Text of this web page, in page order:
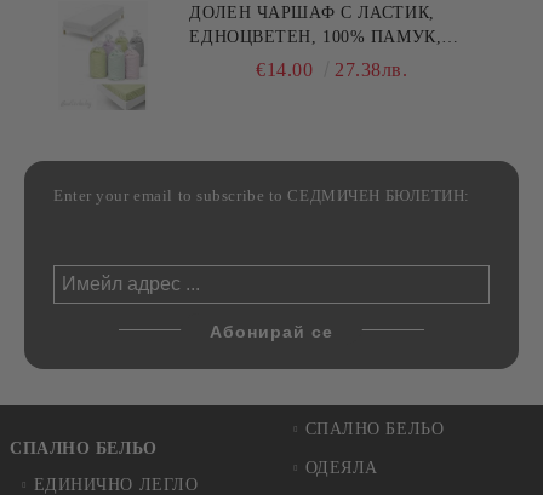
ДОЛЕН ЧАРШАФ С ЛАСТИК,
ЕДНОЦВЕТЕН, 100% ПАМУК,
РАЗЛИЧНИ РАЗМЕРИ
€14.00 27.38лв.
Enter your email to subscribe to СЕДМИЧЕН БЮЛЕТИН:
СПАЛНО БЕЛЬО
ЕДИНИЧНО ЛЕГЛО
СПАЛНО БЕЛЬО
ОДЕЯЛА